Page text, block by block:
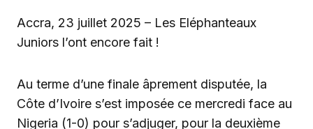
Accra, 23 juillet 2025 – Les Eléphanteaux
Juniors l’ont encore fait !
Au terme d’une finale âprement disputée, la
Côte d’Ivoire s’est imposée ce mercredi face au
Nigeria (1-0) pour s’adjuger, pour la deuxième